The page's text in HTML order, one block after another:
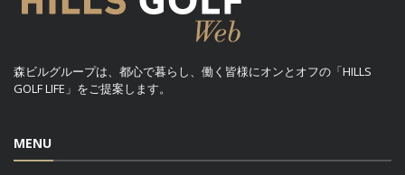
森ビルグループは、都心で暮らし、働く皆様にオンとオフの「HILLS
GOLF LIFE」をご提案します。
MENU